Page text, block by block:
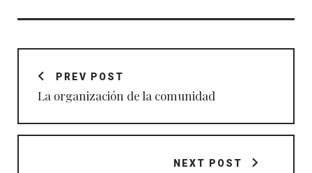
Navegación
entradasPREV POST
La organización de la comunidad
NEXT POST